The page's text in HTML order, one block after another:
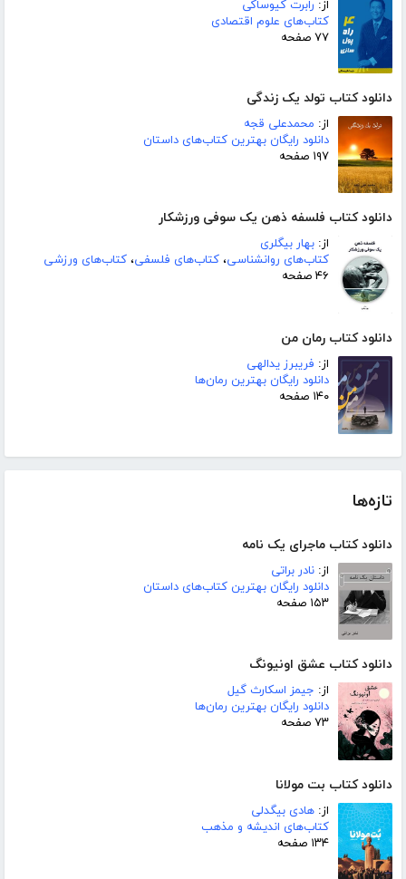
از: رابرت کیوساکی
کتاب‌های علوم اقتصادی
۷۷ صفحه
دانلود کتاب تولد یک زندگی
از: محمدعلی قجه
دانلود رایگان بهترین کتاب‌های داستان
۱۹۷ صفحه
دانلود کتاب فلسفه ذهن یک سوفی ورزشکار
از: بهار بیگلری
کتاب‌های روانشناسی، کتاب‌های فلسفی، کتاب‌های ورزشی
۴۶ صفحه
دانلود کتاب رمان من
از: فریبرز یدالهی
دانلود رایگان بهترین رمان‌ها
۱۴۰ صفحه
تازه‌ها
دانلود کتاب ماجرای یک نامه
از: نادر براتی
دانلود رایگان بهترین کتاب‌های داستان
۱۵۳ صفحه
دانلود کتاب عشق اونیونگ
از: جیمز اسکارث گیل
دانلود رایگان بهترین رمان‌ها
۷۳ صفحه
دانلود کتاب بت مولانا
از: هادی بیگدلی
کتاب‌های اندیشه و مذهب
۱۳۴ صفحه